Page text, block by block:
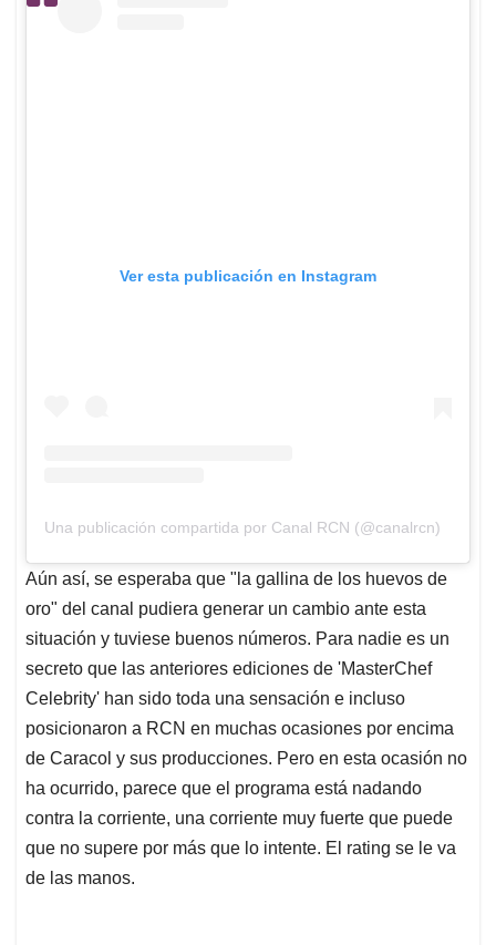
Ver esta publicación en Instagram
Una publicación compartida por Canal RCN (@canalrcn)
Aún así, se esperaba que "la gallina de los huevos de
oro" del canal pudiera generar un cambio ante esta
situación y tuviese buenos números. Para nadie es un
secreto que las anteriores ediciones de 'MasterChef
Celebrity' han sido toda una sensación e incluso
posicionaron a RCN en muchas ocasiones por encima
de Caracol y sus producciones. Pero en esta ocasión no
ha ocurrido, parece que el programa está nadando
contra la corriente, una corriente muy fuerte que puede
que no supere por más que lo intente. El rating se le va
de las manos.